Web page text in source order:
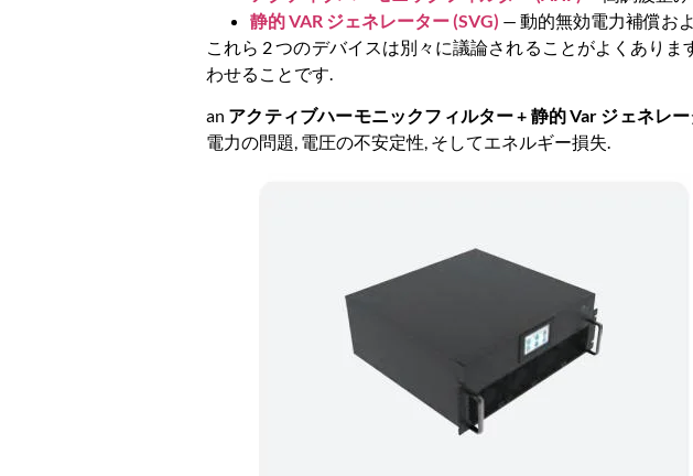
静的 VAR ジェネレーター (SVG) — 動的無効電力補償お
これら 2 つのデバイスは別々に議論されることがよくあり
わせることです.
an アクティブハーモニックフィルター + 静的 Var ジェネレ
電力の問題, 電圧の不安定性, そしてエネルギー損失.